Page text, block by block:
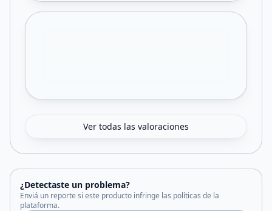
Ver todas las valoraciones
¿Detectaste un problema?
Enviá un reporte si este producto infringe las políticas de la
plataforma.